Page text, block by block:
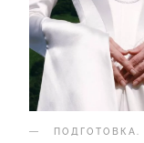
ПОДГОТОВКА